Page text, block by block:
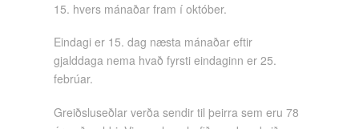
15. hvers mánaðar fram í október.
Eindagi er 15. dag næsta mánaðar eftir
gjalddaga nema hvað fyrsti eindaginn er 25.
febrúar.
Greiðsluseðlar verða sendir til þeirra sem eru 78